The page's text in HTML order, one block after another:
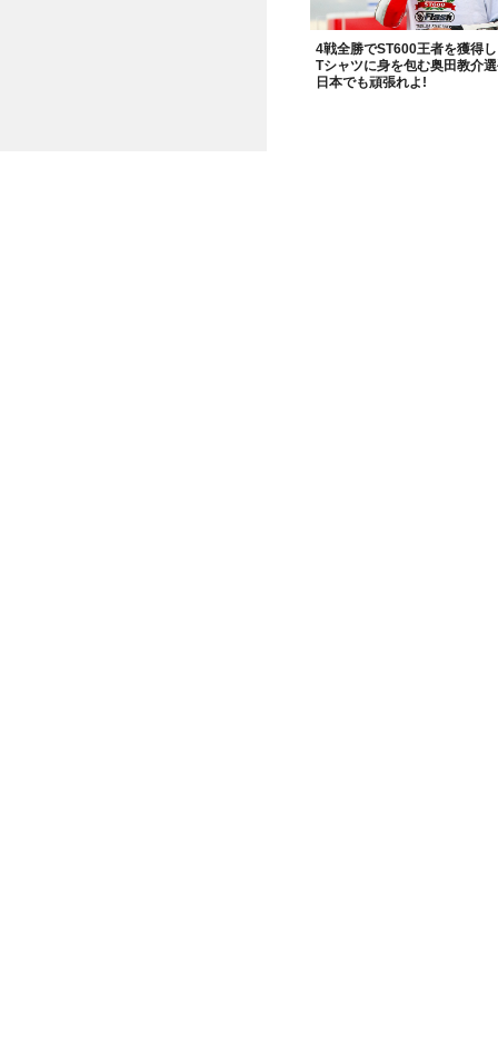
4戦全勝でST600王者を獲得
Tシャツに身を包む奥田教介
日本でも頑張れよ!